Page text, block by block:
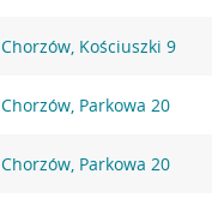
Chorzów, Kościuszki 9
Chorzów, Parkowa 20
Chorzów, Parkowa 20